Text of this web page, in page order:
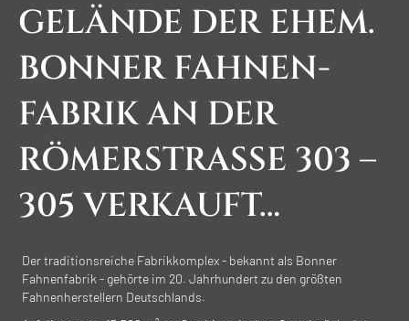
GELÄNDE DER EHEM.
BONNER FAHNEN­
FABRIK AN DER
RÖMER­STRASSE 303 – 3
05 VERKAUFT…
Der traditionsreiche Fabrikkomplex - bekannt als Bonner
Fahnenfabrik - gehörte im 20. Jahrhundert zu den größten
Fahnenherstellern Deutschlands.